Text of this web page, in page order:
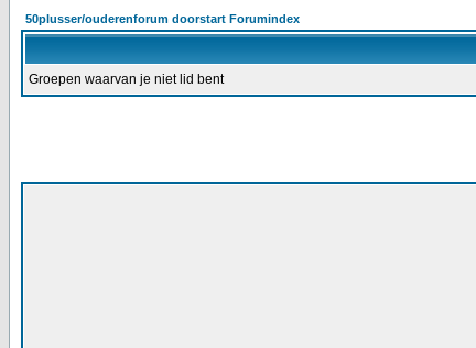
50plusser/ouderenforum doorstart Forumindex
Groepen waarvan je niet lid bent